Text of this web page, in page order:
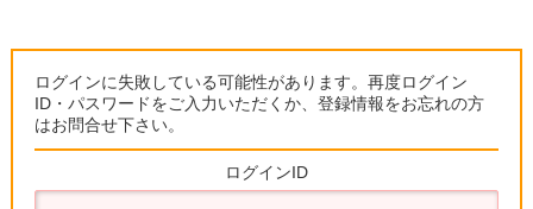
ログインに失敗している可能性があります。再度ログイン
ID・パスワードをご入力いただくか、登録情報をお忘れの方
はお問合せ下さい。
ログインID